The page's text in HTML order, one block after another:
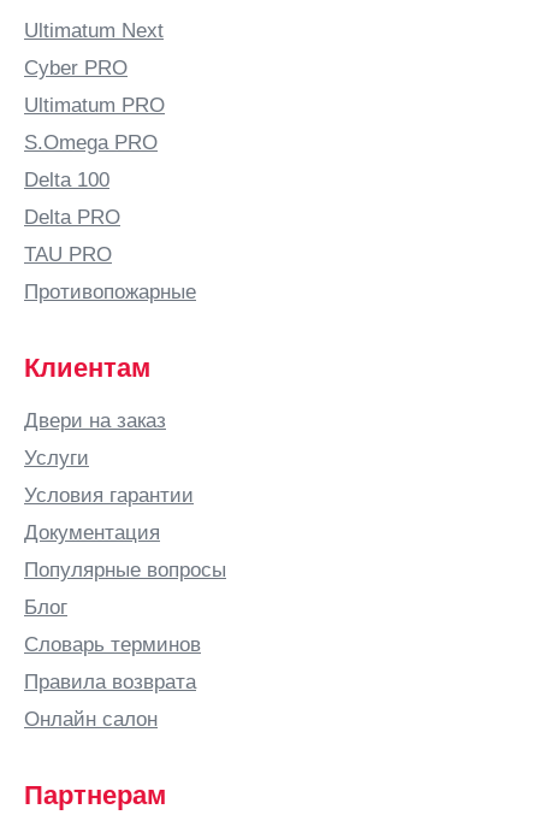
Ultimatum Next
Cyber PRO
Ultimatum PRO
S.Omega PRO
Delta 100
Delta PRO
TAU PRO
Противопожарные
Клиентам
Двери на заказ
Услуги
Условия гарантии
Документация
Популярные вопросы
Блог
Словарь терминов
Правила возврата
Онлайн салон
Партнерам